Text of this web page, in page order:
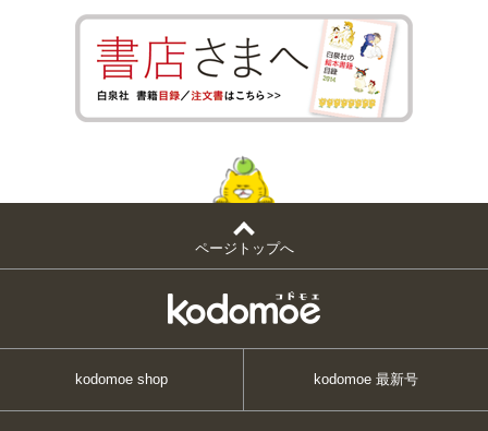
ページトップへ
kodomoe shop kodomoe 最新号